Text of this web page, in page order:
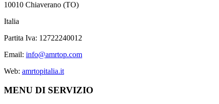
10010 Chiaverano (TO)
Italia
Partita Iva: 12722240012
Email: info@amrtop.com
Web: amrtopitalia.it
MENU DI SERVIZIO